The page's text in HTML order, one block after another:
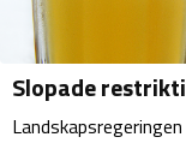
Slopade